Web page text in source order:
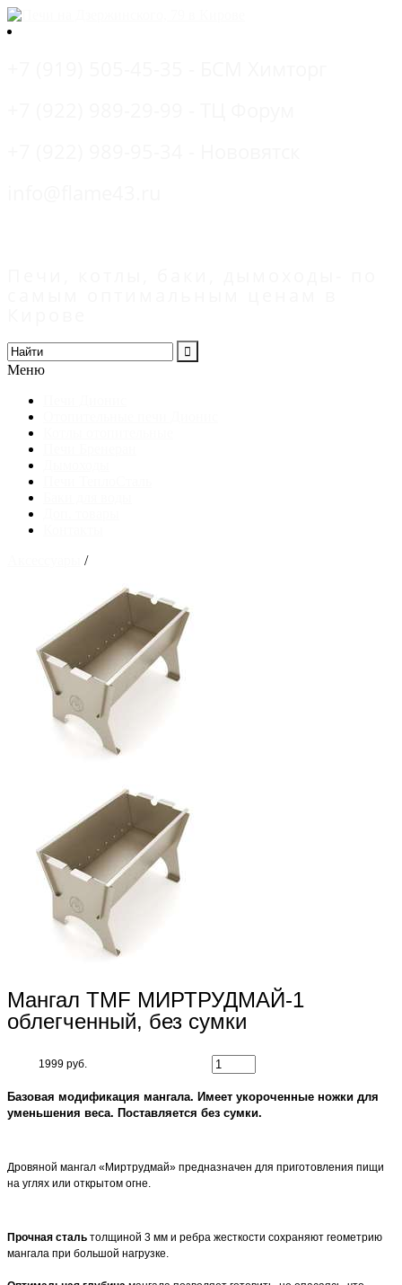
Меню
/
Мангал TMF МИРТРУДМАЙ-1
облегченный, без сумки
1999 руб.
Базовая модификация мангала. Имеет укороченные ножки для
уменьшения веса. Поставляется без сумки.
Дровяной мангал «Миртрудмай» предназначен для приготовления пищи
на углях или открытом огне.
Прочная сталь толщиной 3 мм и ребра жесткости сохраняют геометрию
мангала при большой нагрузке.